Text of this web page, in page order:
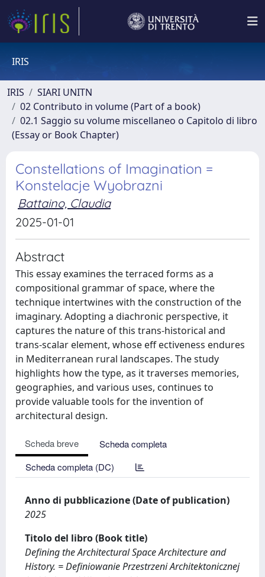
IRIS
IRIS
SIARI UNITN
02 Contributo in volume (Part of a book)
02.1 Saggio su volume miscellaneo o Capitolo di libro
(Essay or Book Chapter)
Constellations of Imagination =
Konstelacje Wyobrazni
Battaino, Claudia
2025-01-01
Abstract
This essay examines the terraced forms as a
compositional grammar of space, where the
technique intertwines with the construction of the
imaginary. Adopting a diachronic perspective, it
captures the nature of this trans-historical and
trans-scalar element, whose eff ectiveness endures
in Mediterranean rural landscapes. The study
highlights how the type, as it traverses memories,
geographies, and various uses, continues to
provide valuable tools for the invention of
architectural design.
Scheda breve
Scheda completa
Scheda completa (DC)
Anno di pubblicazione (Date of publication)
2025
Titolo del libro (Book title)
Defining the Architectural Space Architecture and
History. = Definiowanie Przestrzeni Architektonicznej